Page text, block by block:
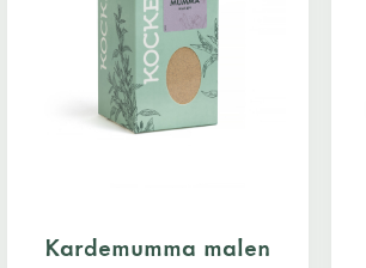
Kardemumma malen